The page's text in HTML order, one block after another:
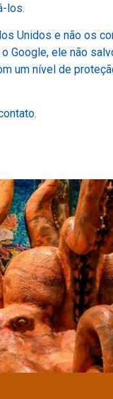
los.
Unidos e não os
ele não
um nível de